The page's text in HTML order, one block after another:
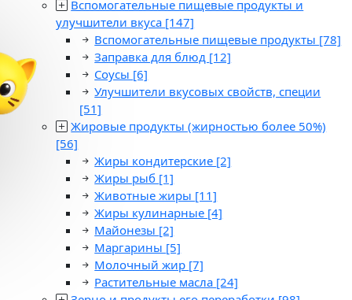
Вспомогательные пищевые продукты и
улучшители вкуса [147]
Вспомогательные пищевые продукты [78]
Заправка для блюд [12]
Соусы [6]
Улучшители вкусовых свойств, специи
[51]
Жировые продукты (жирностью более 50%)
[56]
Жиры кондитерские [2]
Жиры рыб [1]
Животные жиры [11]
Жиры кулинарные [4]
Майонезы [2]
Маргарины [5]
Молочный жир [7]
Растительные масла [24]